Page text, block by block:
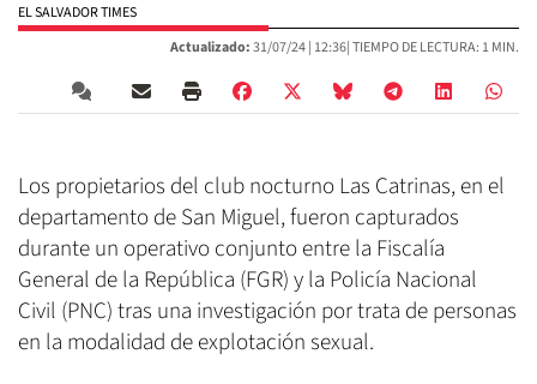
EL SALVADOR TIMES
Actualizado:31/07/24 | 12:36| TIEMPO DE LECTURA: 1 MIN.
Los propietarios del club nocturno Las Catrinas, en el
departamento de San Miguel, fueron capturados
durante un operativo conjunto entre la Fiscalía
General de la República (FGR) y la Policía Nacional
Civil (PNC) tras una investigación por trata de personas
en la modalidad de explotación sexual.